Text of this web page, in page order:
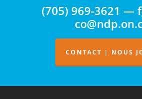
(705) 969-3621 —
CONTACT | NOUS